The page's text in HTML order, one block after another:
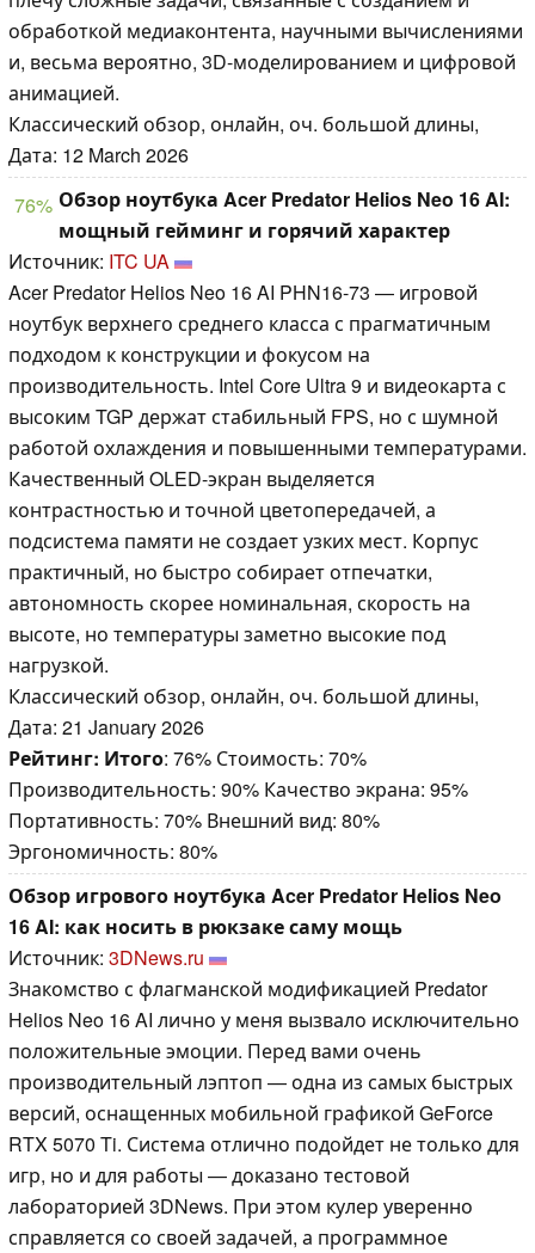
обработкой медиаконтента, научными вычислениями
и, весьма вероятно, 3D-моделированием и цифровой
анимацией.
Классический обзор, онлайн, оч. большой длины,
Дата: 12 March 2026
76% Обзор ноутбука Acer Predator Helios Neo 16 AI:
мощный гейминг и горячий характер
Источник: ITC UA
Acer Predator Helios Neo 16 AI PHN16-73 — игровой
ноутбук верхнего среднего класса с прагматичным
подходом к конструкции и фокусом на
производительность. Intel Core Ultra 9 и видеокарта с
высоким TGP держат стабильный FPS, но с шумной
работой охлаждения и повышенными температурами.
Качественный OLED-экран выделяется
контрастностью и точной цветопередачей, а
подсистема памяти не создает узких мест. Корпус
практичный, но быстро собирает отпечатки,
автономность скорее номинальная, скорость на
высоте, но температуры заметно высокие под
нагрузкой.
Классический обзор, онлайн, оч. большой длины,
Дата: 21 January 2026
Рейтинг: Итого: 76% Стоимость: 70%
Производительность: 90% Качество экрана: 95%
Портативность: 70% Внешний вид: 80%
Эргономичность: 80%
Обзор игрового ноутбука Acer Predator Helios Neo
16 AI: как носить в рюкзаке саму мощь
Источник: 3DNews.ru
Знакомство с флагманской модификацией Predator
Helios Neo 16 AI лично у меня вызвало исключительно
положительные эмоции. Перед вами очень
производительный лэптоп — одна из самых быстрых
версий, оснащенных мобильной графикой GeForce
RTX 5070 Ti. Система отлично подойдет не только для
игр, но и для работы — доказано тестовой
лабораторией 3DNews. При этом кулер уверенно
справляется со своей задачей, а программное